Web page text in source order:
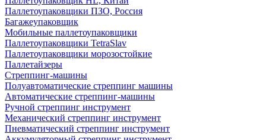
Паллетоупаковщики ПЗО, Россия
Багажеупаковщик
Мобильные паллетоупаковщики
Паллетоупаковщики TetraSlav
Паллетоупаковщики морозостойкие
Паллетайзеры
Стреппинг-машины
Полуавтоматические стреппинг машины
Автоматические стреппинг-машины
Ручной стреппинг инструмент
Механический стреппинг инструмент
Пневматический стреппинг инструмент